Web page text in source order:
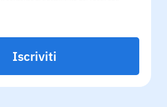
Iscriviti